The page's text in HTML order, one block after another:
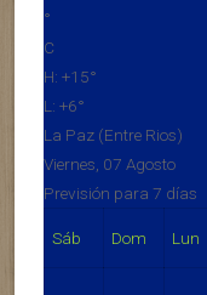
°
C
H: +15°
L: +6°
La Paz (Entre Rios)
Viernes, 07 Agosto
Previsión para 7 días
Sáb Dom Lun